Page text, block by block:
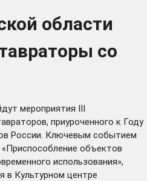
области
со
мероприятия III
приуроченного к Году
России. Ключевым событием
объектов
использования»,
в Культурном центре